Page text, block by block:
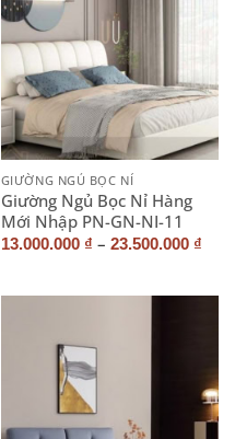
GIƯỜNG NGỦ BỌC NỈ
Giường Ngủ Bọc Nỉ Hàng
Mới Nhập PN-GN-NI-11
13.000.000 ₫ – 23.500.000 ₫